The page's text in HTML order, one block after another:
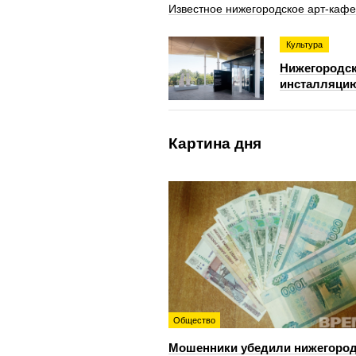
Известное нижегородское арт-
Культура
Картина дня
Общество
Мошенники убедили